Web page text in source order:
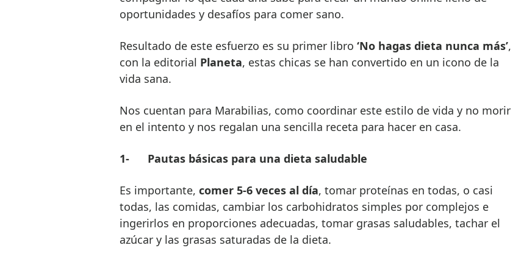
oportunidades y desafíos para comer sano.
Resultado de este esfuerzo es su primer libro ‘No hagas dieta nunca más’,
con la editorial Planeta, estas chicas se han convertido en un icono de la
vida sana.
Nos cuentan para Marabilias, como coordinar este estilo de vida y no morir
en el intento y nos regalan una sencilla receta para hacer en casa.
1- Pautas básicas para una dieta saludable
Es importante, comer 5-6 veces al día, tomar proteínas en todas, o casi
todas, las comidas, cambiar los carbohidratos simples por complejos e
ingerirlos en proporciones adecuadas, tomar grasas saludables, tachar el
azúcar y las grasas saturadas de la dieta.